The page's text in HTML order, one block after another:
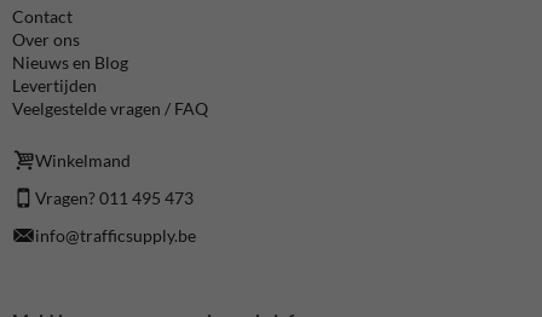
Contact
Over ons
Nieuws en Blog
Levertijden
Veelgestelde vragen / FAQ
Winkelmand
Vragen? 011 495 473
info@trafficsupply.be